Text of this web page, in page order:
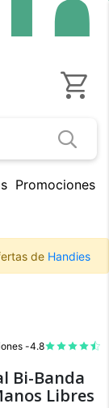
Promociones
de Handies
-4.8
Bi-Banda
Libres